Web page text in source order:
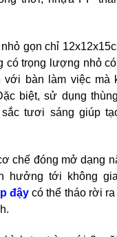
gọn chỉ
có trọng lượng nhỏ
bàn làm việc mà
biệt, sử dụng
tươi sáng giúp
chế đóng mở dạng
hưởng tới không
đậycó thể tháo rời ra